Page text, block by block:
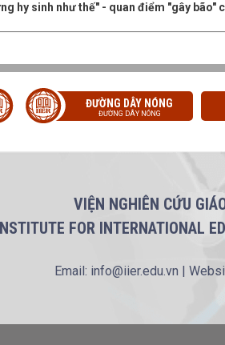
hy sinh như thế" - quan điểm "gây bão"
ĐƯỜNG DÂY NÓNG
ĐƯỜNG DÂY NÓNG
VIỆN NGHIÊN CỨU
FOR INTERNATIONAL
Email: info@iier.edu.vn |